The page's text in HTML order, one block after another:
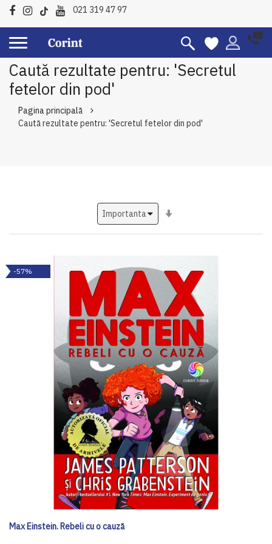
021 319 47 97
Caută rezultate pentru: 'Secretul
fetelor din pod'
Pagina principală
Caută rezultate pentru: 'Secretul fetelor din pod'
-57%
Max Einstein. Rebeli cu o cauză